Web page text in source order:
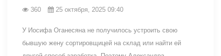
360 25 октября, 2025 09:40
У Иосифа Оганесяна не получилось устроить свою
бывшую жену сортировщицей на склад или найти ей